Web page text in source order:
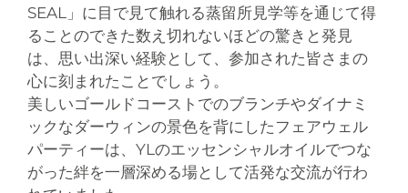
SEAL」に目で見て触れる蒸留所見学等を通じて得
ることのできた数え切れないほどの驚きと発見
は、思い出深い経験として、参加された皆さまの
心に刻まれたことでしょう。
美しいゴールドコーストでのブランチやダイナミ
ックなダーウィンの景色を背にしたフェアウェル
パーティーは、YLのエッセンシャルオイルでつな
がった絆を一層深める場として活発な交流が行わ